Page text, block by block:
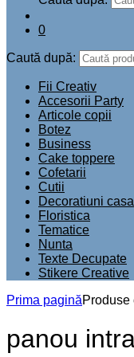
0
Caută după:
Fii Creativ
Accesorii Party
Articole copii
Botez
Business
Cake toppere
Cofetarii
Cutii
Decoratiuni casa
Floristica
Tematice
Nunta
Texte Decupate
Stikere Creative
Prima paginăProduse
panou